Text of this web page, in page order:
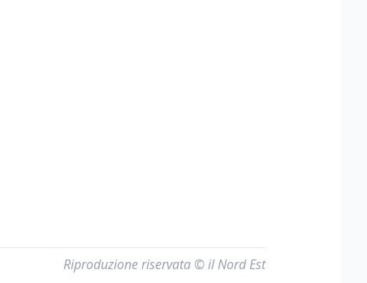
Riproduzione riservata © il Nord Est